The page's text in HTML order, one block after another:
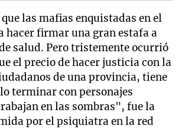
que las mafias enquistadas en el
hacer firmar una gran estafa a
salud. Pero tristemente ocurrió
el precio de hacer justicia con la
de una provincia, tiene
terminar con personajes
en las sombras", fue la
por el psiquiatra en la red